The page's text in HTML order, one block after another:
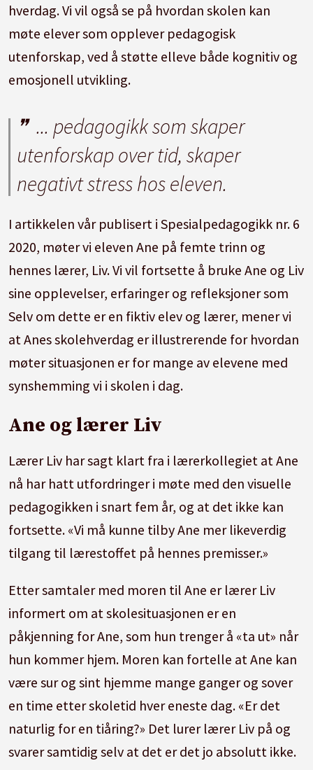
hverdag.Vi vil også se på hvordan skolen kan
møte elever som opplever pedagogisk
utenforskap, ved å støtte elleve både kognitiv og
emosjonell utvikling.
... pedagogikk som skaper
utenforskap over tid, skaper
negativt stress hos eleven.
I artikkelen vår publisert i Spesialpedagogikk nr. 6
2020, møter vi eleven Ane på femte trinn og
hennes lærer, Liv.Vi vil fortsette å bruke Ane og Liv
sine opplevelser, erfaringer og refleksjoner som
Selv om dette er en fiktiv elev og lærer, mener vi
at Anes skolehverdag er illustrerende for hvordan
møter situasjonen er for mange av elevene med
synshemming vi i skolen i dag.
Ane og lærer Liv
Lærer Liv har sagt klart fra i lærerkollegiet at Ane
nå har hatt utfordringer i møte med den visuelle
pedagogikken i snart fem år, og at det ikke kan
fortsette. «Vi må kunne tilby Ane mer likeverdig
tilgang til lærestoffet på hennes premisser.»
Etter samtaler med moren til Ane er lærer Liv
informert om at skolesituasjonen er en
påkjenning for Ane, som hun trenger å «ta ut» når
hun kommer hjem. Moren kan fortelle at Ane kan
være sur og sint hjemme mange ganger og sover
en time etter skoletid hver eneste dag. «Er det
naturlig for en tiåring?» Det lurer lærer Liv på og
svarer samtidig selv at det er det jo absolutt ikke.